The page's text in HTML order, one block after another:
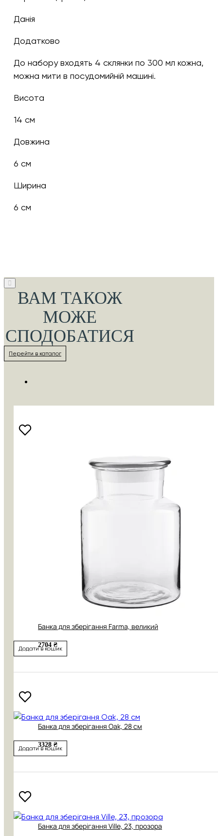
Данія
Додатково
До набору входять 4 склянки по 300 мл кожна,
можна мити в посудомийній машині.
Висота
14 см
Довжина
6 см
Ширина
6 см
ВАМ ТАКОЖ
МОЖЕ
СПОДОБАТИСЯ
Перейти в каталог
Банка для зберігання Farma, великий
2704 ₴
Додати в кошик
Банка для зберігання Oak, 28 см
3328 ₴
Додати в кошик
Банка для зберігання Ville, 23, прозора